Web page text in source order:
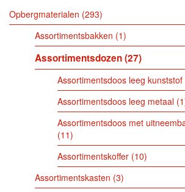
Opbergmaterialen 293
Assortimentsbakken 1
Assortimentsdozen 27
Assortimentsdoos leeg kunststof
Assortimentsdoos leeg metaal 1
Assortimentsdoos met
11
Assortimentskoffer 10
Assortimentskasten 3